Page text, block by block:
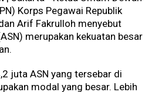
Korps Pegawai Republik
Arif Fakrulloh menyebut
merupakan kekuatan besar
juta ASN yang tersebar di
modal yang besar. Lebih